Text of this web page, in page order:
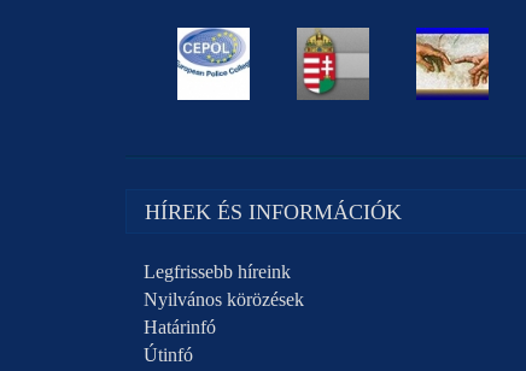
HÍREK ÉS INFORMÁCIÓK
Legfrissebb híreink
Nyilvános körözések
Határinfó
Útinfó